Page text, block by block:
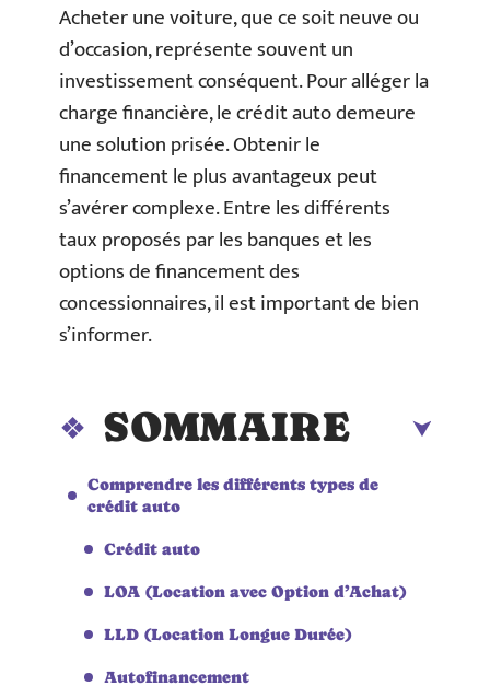
Acheter une voiture, que ce soit neuve ou
d’occasion, représente souvent un
investissement conséquent. Pour alléger la
charge financière, le crédit auto demeure
une solution prisée. Obtenir le
financement le plus avantageux peut
s’avérer complexe. Entre les différents
taux proposés par les banques et les
options de financement des
concessionnaires, il est important de bien
s’informer.
SOMMAIRE
Comprendre les différents types de
crédit auto
Crédit auto
LOA (Location avec Option d’Achat)
LLD (Location Longue Durée)
Autofinancement